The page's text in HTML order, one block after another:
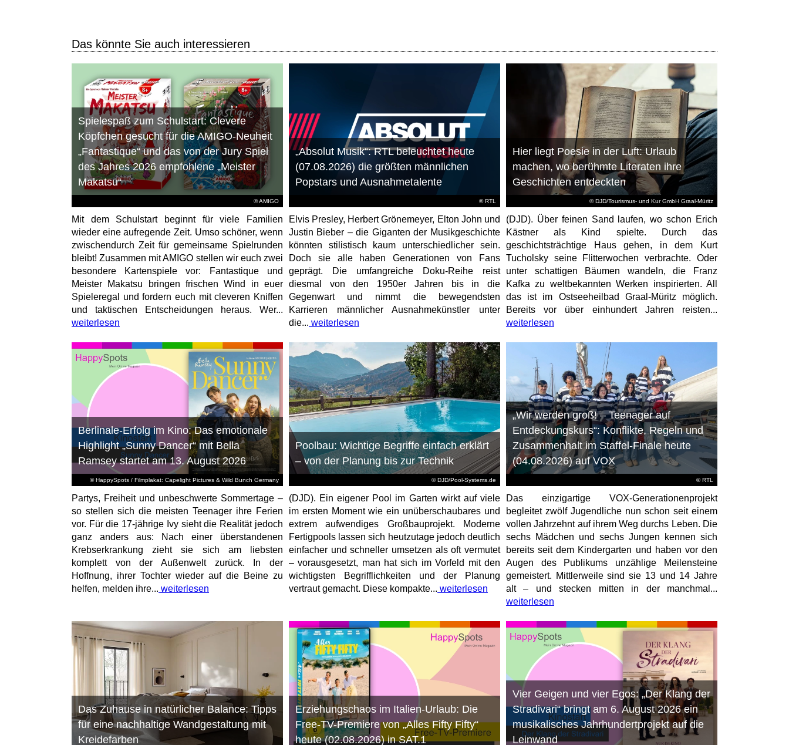
Das könnte Sie auch interessieren
© AMIGO
Spielespaß zum Schulstart: Clevere
Köpfchen gesucht für die AMIGO-Neuheit
„Fantastique“ und das von der Jury Spiel
des Jahres 2026 empfohlene „Meister
Makatsu“
Mit dem Schulstart beginnt für viele Familien
wieder eine aufregende Zeit. Umso schöner, wenn
zwischendurch Zeit für gemeinsame Spielrunden
bleibt! Zusammen mit AMIGO stellen wir euch zwei
besondere Kartenspiele vor: Fantastique und
Meister Makatsu bringen frischen Wind in euer
Spieleregal und fordern euch mit cleveren Kniffen
und taktischen Entscheidungen heraus. Wer...
weiterlesen
©RTL
„Absolut Musik“: RTL beleuchtet heute
(07.08.2026) die größten männlichen
Popstars und Ausnahmetalente
Elvis Presley, Herbert Grönemeyer, Elton John und
Justin Bieber – die Giganten der Musikgeschichte
könnten stilistisch kaum unterschiedlicher sein.
Doch sie alle haben Generationen von Fans
geprägt. Die umfangreiche Doku-Reihe reist
diesmal von den 1950er Jahren bis in die
Gegenwart und nimmt die bewegendsten
Karrieren männlicher Ausnahmekünstler unter
die... weiterlesen
© DJD/Tourismus- und Kur GmbH Graal-Müritz
Hier liegt Poesie in der Luft: Urlaub
machen, wo berühmte Literaten ihre
Geschichten entdeckten
(DJD). Über feinen Sand laufen, wo schon Erich
Kästner als Kind spielte. Durch das
geschichtsträchtige Haus gehen, in dem Kurt
Tucholsky seine Flitterwochen verbrachte. Oder
unter schattigen Bäumen wandeln, die Franz
Kafka zu weltbekannten Werken inspirierten. All
das ist im Ostseeheilbad Graal-Müritz möglich.
Bereits vor über einhundert Jahren reisten...
weiterlesen
© HappySpots / Filmplakat: Capelight Pictures & Wild Bunch Germany
Berlinale-Erfolg im Kino: Das emotionale
Highlight „Sunny Dancer“ mit Bella
Ramsey startet am 13. August 2026
Partys, Freiheit und unbeschwerte Sommertage –
so stellen sich die meisten Teenager ihre Ferien
vor. Für die 17-jährige Ivy sieht die Realität jedoch
ganz anders aus: Nach einer überstandenen
Krebserkrankung zieht sie sich am liebsten
komplett von der Außenwelt zurück. In der
Hoffnung, ihrer Tochter wieder auf die Beine zu
helfen, melden ihre... weiterlesen
© DJD/Pool-Systems.de
Poolbau: Wichtige Begriffe einfach erklärt
– von der Planung bis zur Technik
(DJD). Ein eigener Pool im Garten wirkt auf viele
im ersten Moment wie ein unüberschaubares und
extrem aufwendiges Großbauprojekt. Moderne
Fertigpools lassen sich heutzutage jedoch deutlich
einfacher und schneller umsetzen als oft vermutet
– vorausgesetzt, man hat sich im Vorfeld mit den
wichtigsten Begrifflichkeiten und der Planung
vertraut gemacht. Diese kompakte... weiterlesen
©RTL
„Wir werden groß! – Teenager auf
Entdeckungskurs“: Konflikte, Regeln und
Zusammenhalt im Staffel-Finale heute
(04.08.2026) auf VOX
Das einzigartige VOX-Generationenprojekt
begleitet zwölf Jugendliche nun schon seit einem
vollen Jahrzehnt auf ihrem Weg durchs Leben. Die
sechs Mädchen und sechs Jungen kennen sich
bereits seit dem Kindergarten und haben vor den
Augen des Publikums unzählige Meilensteine
gemeistert. Mittlerweile sind sie 13 und 14 Jahre
alt – und stecken mitten in der manchmal...
weiterlesen
Das Zuhause in natürlicher Balance: Tipps
für eine nachhaltige Wandgestaltung mit
Kreidefarben
Erziehungschaos im Italien-Urlaub: Die
Free-TV-Premiere von „Alles Fifty Fifty“
heute (02.08.2026) in SAT.1
Vier Geigen und vier Egos: „Der Klang der
Stradivari“ bringt am 6. August 2026 ein
musikalisches Jahrhundertprojekt auf die
Leinwand